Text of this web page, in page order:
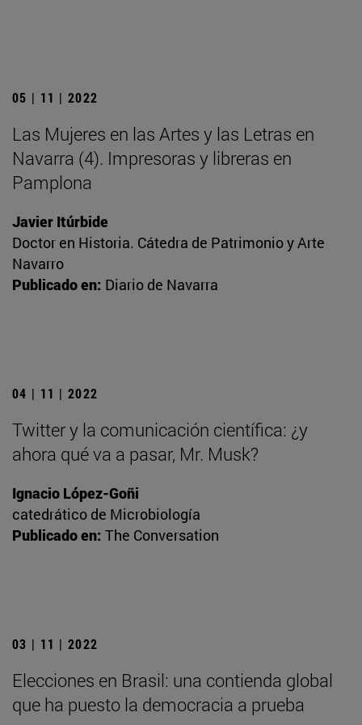
05 | 11 | 2022
Las Mujeres en las Artes y las Letras en
Navarra (4). Impresoras y libreras en
Pamplona
Javier Itúrbide
Doctor en Historia. Cátedra de Patrimonio y Arte
Navarro
Publicado en: Diario de Navarra
04 | 11 | 2022
Twitter y la comunicación científica: ¿y
ahora qué va a pasar, Mr. Musk?
Ignacio López-Goñi
catedrático de Microbiología
Publicado en: The Conversation
03 | 11 | 2022
Elecciones en Brasil: una contienda global
que ha puesto la democracia a prueba